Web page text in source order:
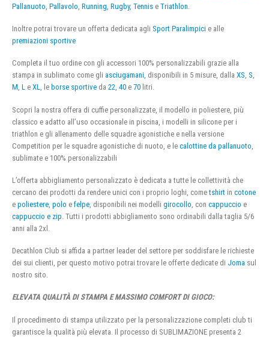
Pallanuoto Pallavolo Running Rugby, Tennis e Triathlon
Inoltre potrai trovare un offerta dedicata agli Sport Paralimpici e alle
premiazioni sportive
Completa il tuo ordine con gli accessori 100% personalizzabili grazie alla
stampa in sublimato come gli asciugamani, disponibili in 5 misure, dalla XS, S,
M, L e XL, le borse sportive da 22, 40 e 70 litri.
Scopri la nostra offera di cuffie personalizzate, il modello in poliestere, più
classico e adatto all’uso occasionale in piscina, i modelli in silicone per i
triathlon e gli allenamento delle squadre agonistiche e nella versione
Competition per le squadre agonistiche di nuoto, e le calottine da pallanuoto
sublimate e 100% personalizzabili
L’offerta abbigliamento personalizzato è dedicata a tutte le collettività che
cercano dei prodotti da rendere unici con i proprio loghi, cometshirt in cotone
e poliestere polo e felpe , disponibili nei modelli girocollo , con cappuccio e
cappuccio e zip . Tutti i prodotti abbigliamento sono ordinabili dalla taglia 5/6
anni alla 2xl.
Decathlon Club si affida a partner leader del settore per soddisfare le richieste
dei sui clienti, per questo motivo potrai trovare le offerte dedicate di Joma sul
nostro sito.
ELEVATA QUALITÀ DI STAMPA E MASSIMO COMFORT DI GIOCO:
Il procedimento di stampa utilizzato per la personalizzazione completi club ti
garantisce la qualità più elevata. Il processo di SUBLIMAZIONE presenta 2